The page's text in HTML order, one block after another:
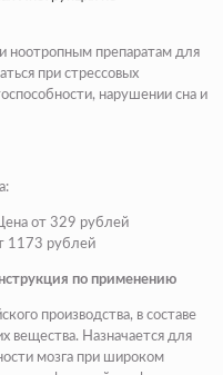
ноотропным препаратам для
при стрессовых
нарушении сна и
от 329 рублей
1173 рублей
по применению
производства, в составе
вещества. Назначается для
мозга при широком